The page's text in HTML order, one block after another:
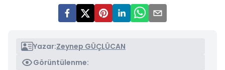
Yazar:Zeynep GÜÇLÜCAN
Görüntülenme: